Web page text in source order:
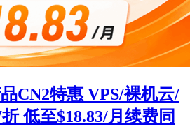
CN2特惠 VPS/裸机云/
低至$18.83/月续费同